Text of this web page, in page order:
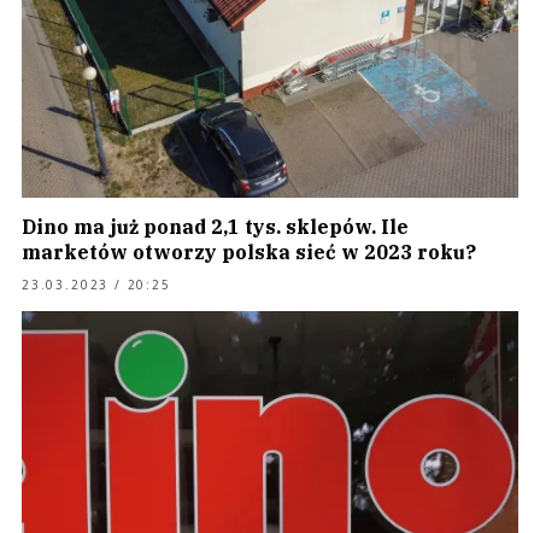
Dino ma już ponad 2,1 tys. sklepów. Ile
marketów otworzy polska sieć w 2023 roku?
23.03.2023 / 20:25